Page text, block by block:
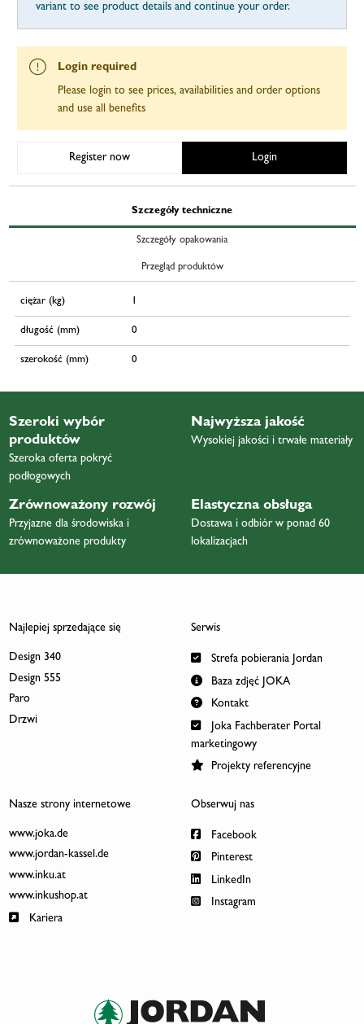
variant to see product details and continue your order.
Login required
Please login to see prices, availabilities and order options
and use all benefits
Register now Login
Szczegóły techniczne
Szczegóły opakowania
Przegląd produktów
ciężar (kg) 1
długość (mm) 0
szerokość (mm) 0
Szeroki wybór
produktów
Szeroka oferta pokryć
podłogowych
Najwyższa jakość
Wysokiej jakości i trwałe materiały
Zrównoważony rozwój
Przyjazne dla środowiska i
zrównoważone produkty
Elastyczna obsługa
Dostawa i odbiór w ponad 60
lokalizacjach
Najlepiej sprzedające się
Design 340
Design 555
Paro
Drzwi
Serwis
Strefa pobierania Jordan
Baza zdjęć JOKA
Kontakt
Joka Fachberater Portal
marketingowy
Projekty referencyjne
Nasze strony internetowe
www.joka.de
www.jordan-kassel.de
www.inku.at
www.inkushop.at
Kariera
Obserwuj nas
Facebook
Pinterest
LinkedIn
Instagram